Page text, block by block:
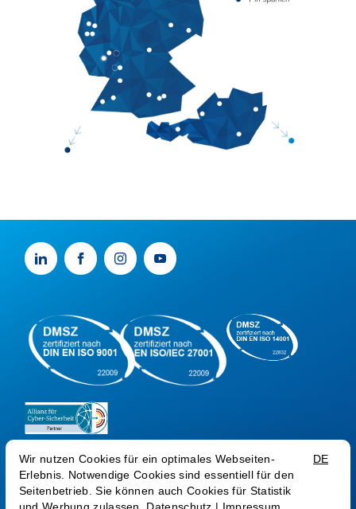
AGB AG AGB SEC AGB COM AEB
ZV CSP
Datenschutz
Impressum Trust Center